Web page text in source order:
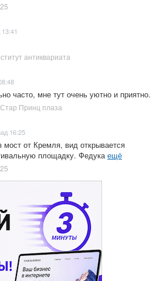
антиквариата
часто, мне тут очень уютно и приятно.
Принц плаза
16:25
от Кремля, вид открывается
площадку. Федукаещё